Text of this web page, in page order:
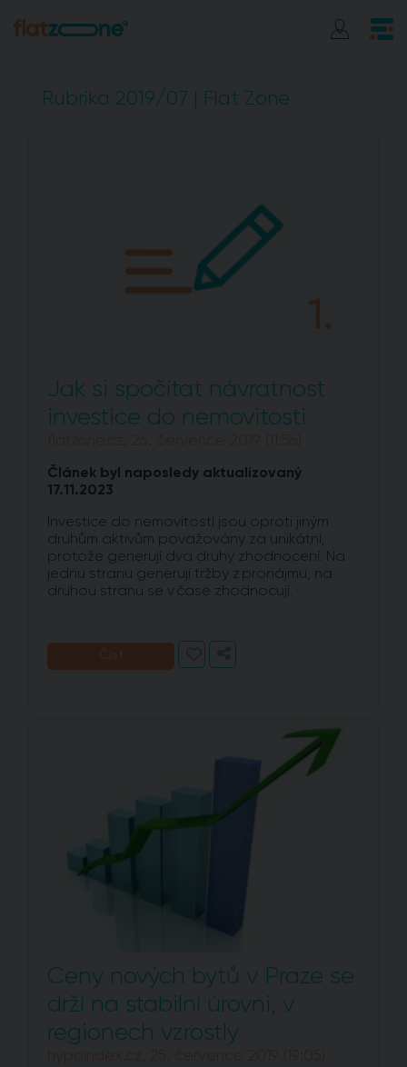
Rubrika 2019/07 | Flat Zone
Jak si spočítat návratnost
investice do nemovitosti
flatzone.cz, 26. července 2019 (11:56)
Článek byl naposledy aktualizovaný
17.11.2023
Investice do nemovitostí jsou oproti jiným
druhům aktivům považovány za unikátní,
protože generují dva druhy zhodnocení. Na
jednu stranu generují tržby z pronájmu, na
druhou stranu se v čase zhodnocují.
Číst
Ceny nových bytů v Praze se
drží na stabilní úrovni, v
regionech vzrostly
hypoindex.cz, 25. července 2019 (19:05)